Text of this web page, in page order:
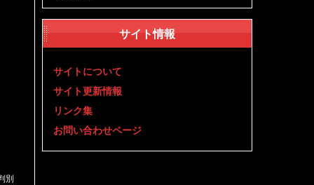
別
サイト情報
サイトについて
サイト更新情報
リンク集
お問い合わせページ